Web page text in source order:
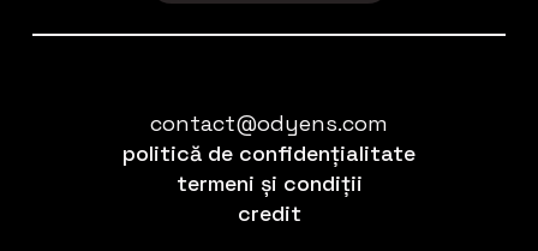
contact@odyens.com
politică de confidențialitate
termeni și condiții
credit